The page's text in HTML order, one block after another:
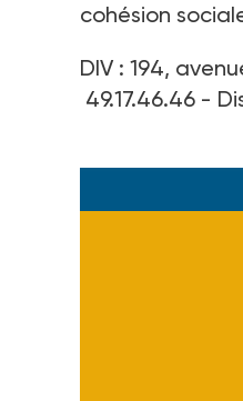
cohésion
DIV : 194,
49.17.46.46 -